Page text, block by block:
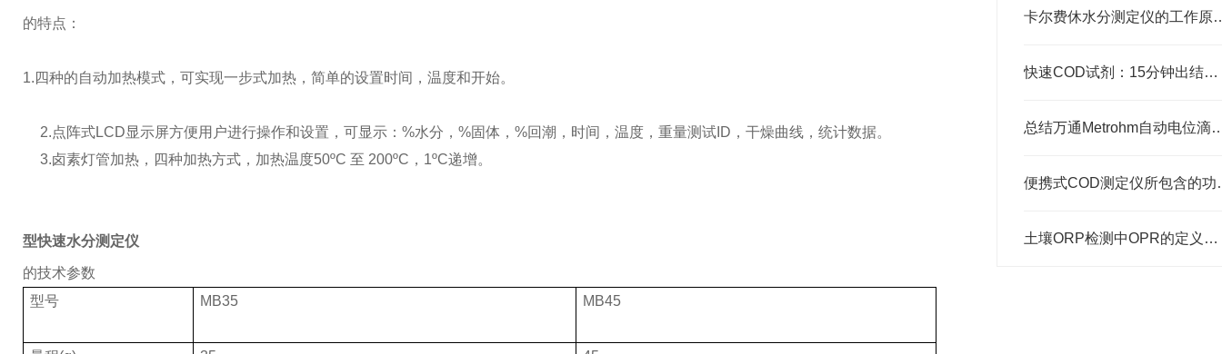
卡尔费休水分
快速COD试剂：15分钟出结果，让水质COD检测效率“翻倍”
总结万通Metrohm自动
便携式
土壤ORP检测中OPR的定义是什么
的特点：
1. 四种的自动加热模式，可实现一步式加热，简单的设置时间，温度和开始。
2.点阵式LCD显示屏方便用户进行操作和设置，可显示：%水分，%固体，%回潮，时间，温度，重量测试ID，干燥曲线，统计数据。
3.卤素灯管加热，四种加热方式，加热温度50ºC 至 200ºC，1ºC递增。
型快速水分测定仪
的技术参数
型号
MB35 MB45